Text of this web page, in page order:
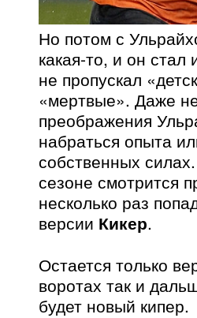
Но потом с
какая-то, и он стал
не пропускал
«мертвые». Даже
преображения
набраться опыта
собственных
сезоне смотрится
несколько раз
версии Кикер.
Остается только
воротах так и
будет новый кипер.